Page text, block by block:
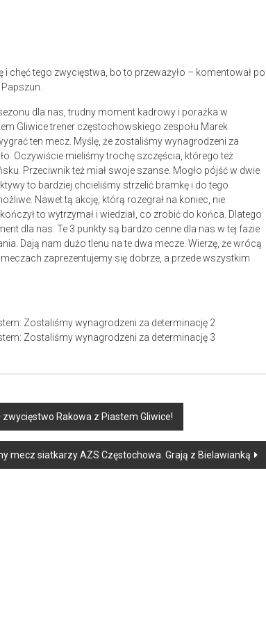
chęć tego zwycięstwa, bo to przeważyło – komentował po
dla nas, trudny moment kadrowy i porażka w
Gliwice trener częstochowskiego zespołu Marek
ten mecz. Myślę, że zostaliśmy wynagrodzeni za
Oczywiście mieliśmy trochę szczęścia, którego też
Przeciwnik też miał swoje szanse. Mogło pójść w dwie
to bardziej chcieliśmy strzelić bramkę i do tego
Nawet tą akcję, którą rozegrał na koniec, nie
to wytrzymał i wiedział, co zrobić do końca. Dlatego
dla nas. Te 3 punkty są bardzo cenne dla nas w tej fazie
Dają nam dużo tlenu na te dwa mecze. Wierzę, że wrócą
zaprezentujemy się dobrze, a przede wszystkim
Rakowa z Piastem Gliwice!
mecz siatkarzy AZS Częstochowa. Grają z Bielawianką